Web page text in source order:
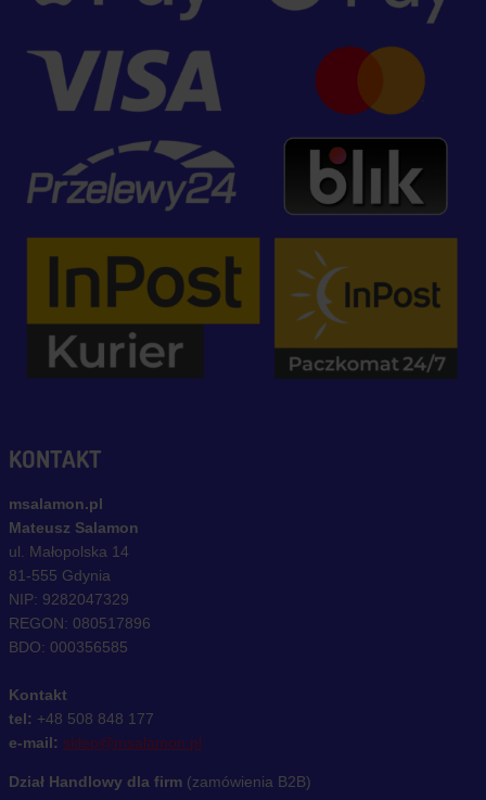
KONTAKT
msalamon.pl
Mateusz Salamon
ul. Małopolska 14
81-555 Gdynia
NIP: 9282047329
REGON: 080517896
BDO: 000356585
Kontakt
tel: +48 508 848 177
e-mail: sklep@msalamon.pl
Dział Handlowy dla firm (zamówienia B2B)